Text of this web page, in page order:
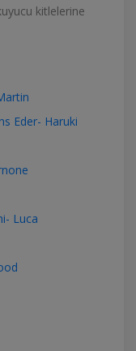
kitlelerine
Eder- Haruki
Luca